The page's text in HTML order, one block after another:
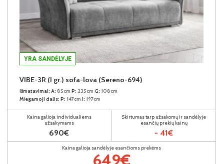
YRA SANDĖLYJE
VIBE-3R (I gr.) sofa-lova (Sereno-694)
Išmatavimai: A: 85cm P: 235cm G: 108cm
Miegamoji dalis: P: 147cm I: 197cm
Kaina galioja individualiems
užsakymams
690€
Skirtumas tarp užsakomų ir sandėlyje
esančių prekių kainų
- 41€
Kaina galioja sandėlyje esančioms prekėms
649€